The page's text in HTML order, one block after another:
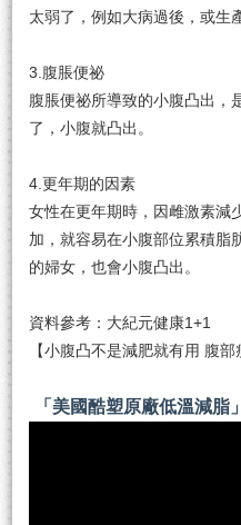
太弱了，例如大病過後，或生
3.腹脹便祕
腹脹便祕所導致的小腹凸出，
了，小腹就凸出。
4.更年期的因素
女性在更年期時，因雌激素減
加，就容易在小腹部位累積脂
的婦女，也會小腹凸出。
資料參考：大紀元健康1+1
【小腹凸不是減肥就有用 腹部
「美國酷塑原廠低溫減脂